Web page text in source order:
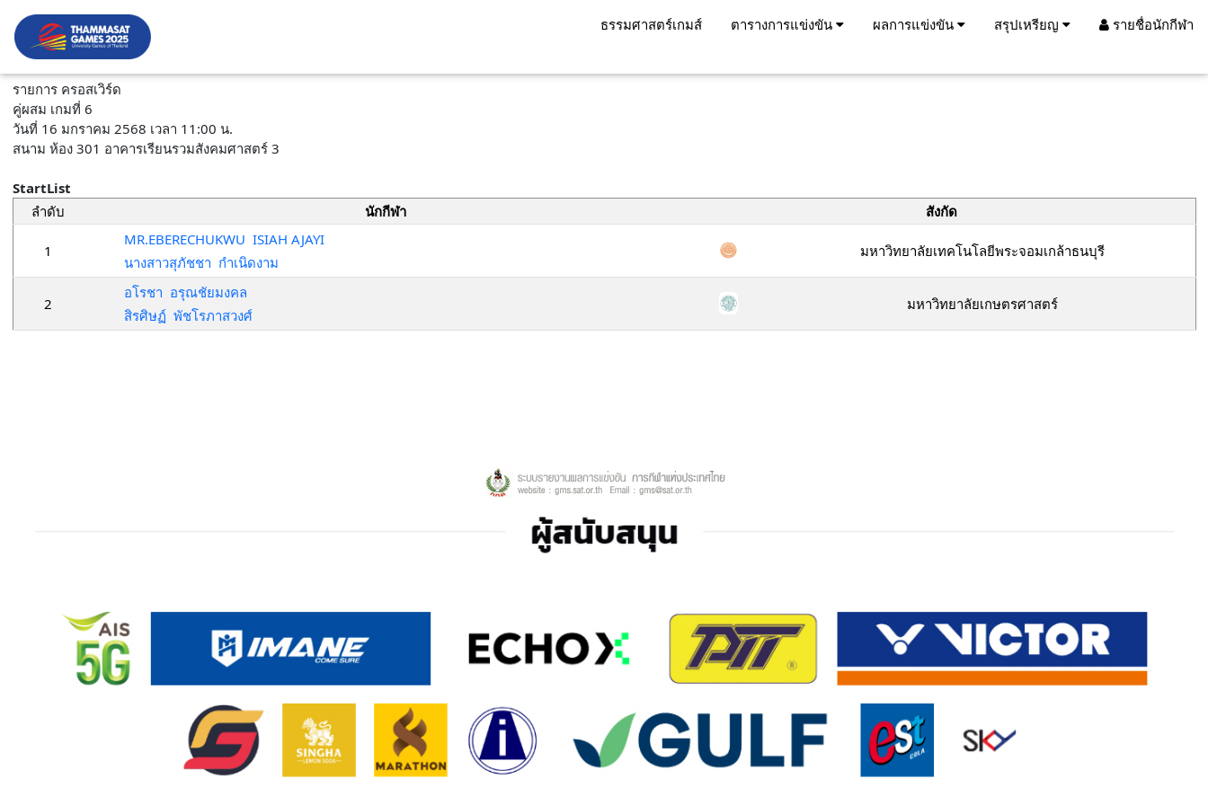
ธรรมศาสตร์เกมส์ ตารางการแข่งขัน ผลการแข่งขัน สรุปเหรียญ รายชื่อนักกีฬา
รายการ ครอสเวิร์ด
คู่ผสม เกมที่ 6
วันที่ 16 มกราคม 2568 เวลา 11:00 น.
สนาม ห้อง 301 อาคารเรียนรวมสังคมศาสตร์ 3
StartList
ลำดับ
นักกีฬา สังกัด
1
MR.EBERECHUKWU ISIAH AJAYI
นางสาวสุภัชชา กำเนิดงาม
มหาวิทยาลัยเทคโนโลยีพระจอมเกล้าธนบุรี
2
อโรชา อรุณชัยมงคล
สิรศิษฏ์ พัชโรภาสวงศ์
มหาวิทยาลัยเกษตรศาสตร์